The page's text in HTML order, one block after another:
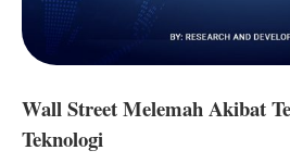
Wall Street Melemah Akibat
Teknologi